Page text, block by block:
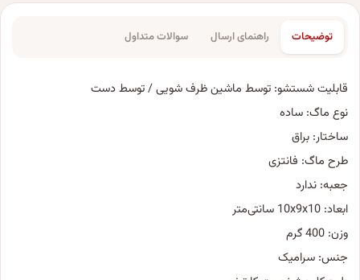
توضیحات راهنمای ارسال سوالات متداول
قابلیت شستشو: توسط ماشین ظرف شویی / توسط دست
نوع ماگ: ساده
ساختار: براق
طرح ماگ: فانتزی
جعبه: ندارد
ابعاد: 10x9x10 سانتی‌متر
وزن: 400 گرم
جنس: سرامیک